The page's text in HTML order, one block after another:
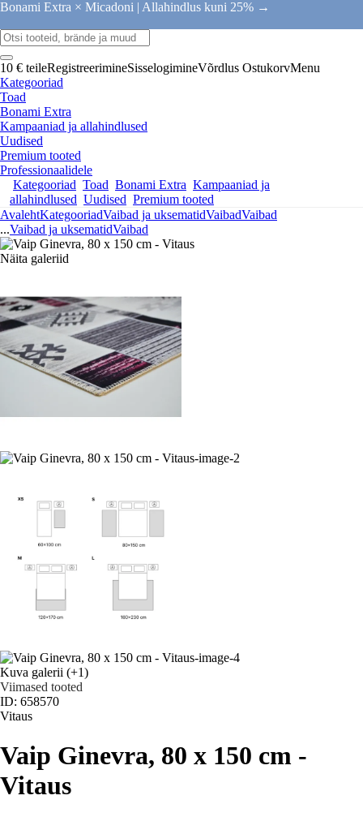
Bonami Extra × Micadoni | Allahindlus kuni 25% →
10 € teileRegistreerimineSisselogimineVõrdlus OstukorvMenu
Kategooriad
Toad
Bonami Extra
Kampaaniad ja allahindlused
Uudised
Premium tooted
Professionaalidele
Kategooriad Toad Bonami Extra Kampaaniad ja
allahindlused Uudised Premium tooted
AvalehtKategooriadVaibad ja uksematidVaibadVaibad
...Vaibad ja uksematidVaibad
Näita galeriid
Kuva galerii (+1)
Viimased tooted
ID: 658570
Vitaus
Vaip Ginevra, 80 x 150 cm -
Vitaus